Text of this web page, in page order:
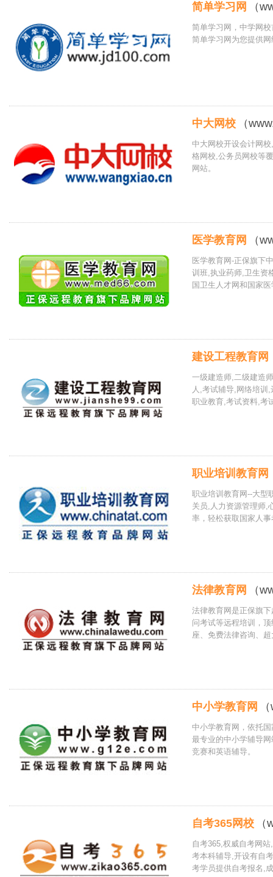
简单学习网 （
简单学习网，中学网
简单学习网为您提供
中大网校 （
中大网校开设会计网
格网校,公务员网校等
网站。
医学教育网 （
医学教育网-正保旗下
训班,执业药师,卫生资
国卫生人才网和国家
建设工程教育网
一级建造师,二级建造
人,考试辅导,网络培训
职业教育,考试资料,考
职业培训教育网
职业培训教育网--大型
关员,人力资源管理师,
率，轻松获取国家人
法律教育网 （
法律教育网是正保旗
问考试等远程培训，
座、免费法律咨询、
中小学教育网
中小学教育网，依托
最专业的中小学辅导
竞赛和英语辅导。
自考365网校
自考365,权威自考网
考本科辅导,开设有自
考学员提供自考报名,